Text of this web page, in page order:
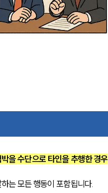
을 수단으로 타인을 추행한 경우
는 모든 행동이 포함됩니다.